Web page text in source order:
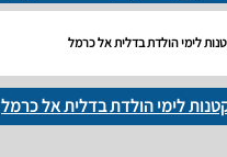
לימי הולדת בדלית אל כרמל
קטנות לימי הולדת בדלית אל כרמל